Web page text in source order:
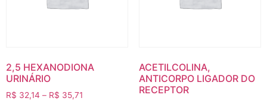
2,5 HEXANODIONA
URINÁRIO
R$ 32,14 – R$ 35,71
ACETILCOLINA,
ANTICORPO LIGADOR DO
RECEPTOR